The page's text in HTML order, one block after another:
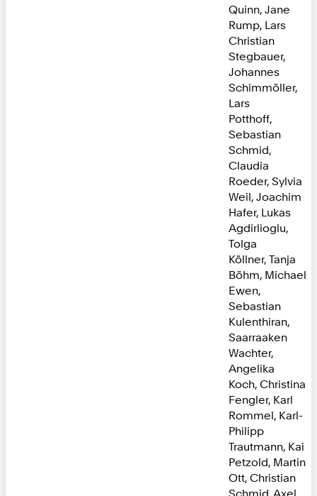
Quinn, Jane
Rump, Lars
Christian
Stegbauer,
Johannes
Schimmöller,
Lars
Potthoff,
Sebastian
Schmid,
Claudia
Roeder, Sylvia
Weil, Joachim
Hafer, Lukas
Agdirlioglu,
Tolga
Köllner, Tanja
Böhm, Michael
Ewen,
Sebastian
Kulenthiran,
Saarraaken
Wachter,
Angelika
Koch, Christina
Fengler, Karl
Rommel, Karl-
Philipp
Trautmann, Kai
Petzold, Martin
Ott, Christian
Schmid, Axel